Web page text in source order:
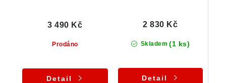
Prodáno
3 490 Kč
Detail
Skladem (1 ks)
2 830 Kč
Detail